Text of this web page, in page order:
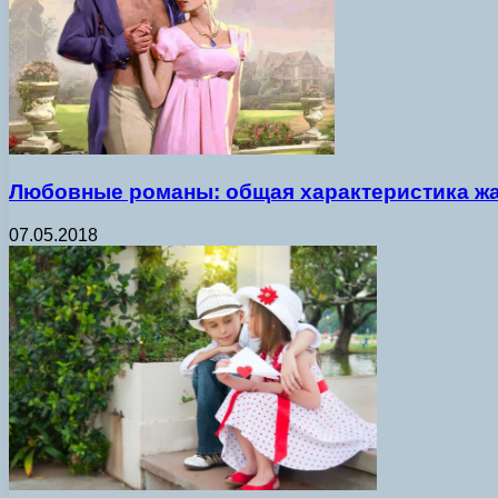
Любовные романы: общая характеристика
07.05.2018